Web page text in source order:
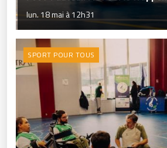
lun. 18 mai à 12h31
SPORT POUR TOUS